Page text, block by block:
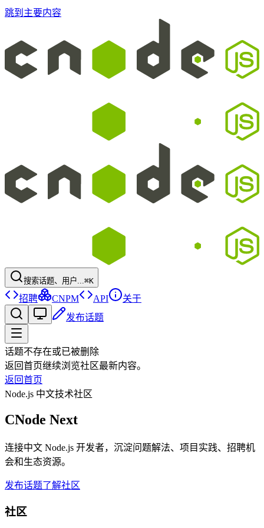
跳到主要内容
搜索话题、用户...⌘K
招聘 CNPM API
关于
发布话题
话题不存在或已被删除
返回首页继续浏览社区最新内容。
返回首页
Node.js 中文技术社区
CNode Next
连接中文 Node.js 开发者，沉淀问题解法、项目实践、招聘机
会和生态资源。
发布话题了解社区
社区